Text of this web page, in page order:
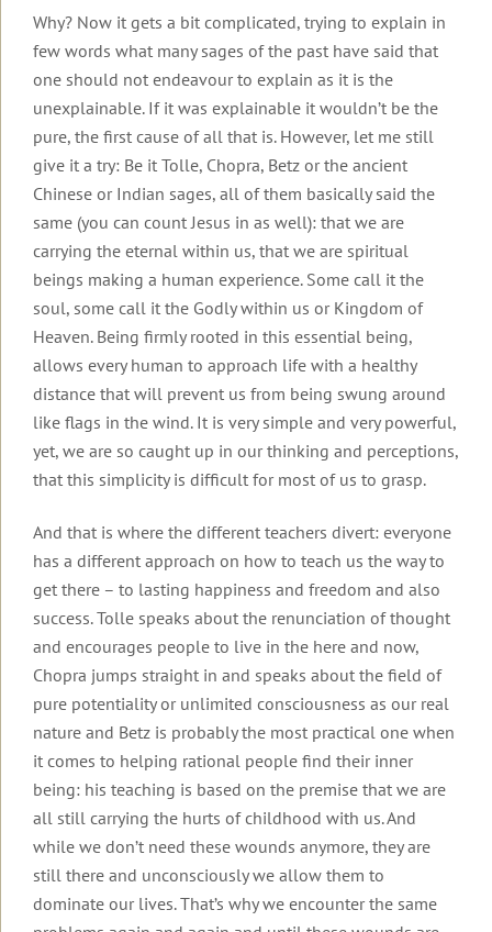
Seminare
Beziehung
&
Führungskräfte-
Seminare
Sonderevents
Angebote
für
TT-
Therapeuten
Online-
Events
und
Sicherheit
in
anspruchsvollen
Zeiten?
Wie
wahre
Liebe
gelingt
Online-
Events
Lesbos
Rückmeldungen
unserer
Seminarteilnehmer
Gruppen,
Termine
und
Hotels
Rückmeldungen
Video
zur
Daten
und
Kosten
2027
Rückmeldungen
sich
Roberts
Aktueller
Brief
2025
2023
Archiv
Podcast
von
Robert
Geistige
Welt
Für
alle
Freunde
der
Botschaften
der
Geistigen
Welt
2021
2020
2019
2018
Archiv
Robert
Betz
den
Medien
Interviews
Interviews
zum
Lesen
Artikel
Robert
Betz
von
Robert
Betz
Inspirationen
Einleitung
App
Why? Now it gets a bit complicated, trying to explain in
few words what many sages of the past have said that
one should not endeavour to explain as it is the
unexplainable. If it was explainable it wouldn’t be the
pure, the first cause of all that is. However, let me still
give it a try: Be it Tolle, Chopra, Betz or the ancient
Chinese or Indian sages, all of them basically said the
same (you can count Jesus in as well): that we are
carrying the eternal within us, that we are spiritual
beings making a human experience. Some call it the
soul, some call it the Godly within us or Kingdom of
Heaven. Being firmly rooted in this essential being,
allows every human to approach life with a healthy
distance that will prevent us from being swung around
like flags in the wind. It is very simple and very powerful,
yet, we are so caught up in our thinking and perceptions,
that this simplicity is difficult for most of us to grasp.
And that is where the different teachers divert: everyone
has a different approach on how to teach us the way to
get there – to lasting happiness and freedom and also
success. Tolle speaks about the renunciation of thought
and encourages people to live in the here and now,
Chopra jumps straight in and speaks about the field of
pure potentiality or unlimited consciousness as our real
nature and Betz is probably the most practical one when
it comes to helping rational people find their inner
being: his teaching is based on the premise that we are
all still carrying the hurts of childhood with us. And
while we don’t need these wounds anymore, they are
still there and unconsciously we allow them to
dominate our lives. That’s why we encounter the same